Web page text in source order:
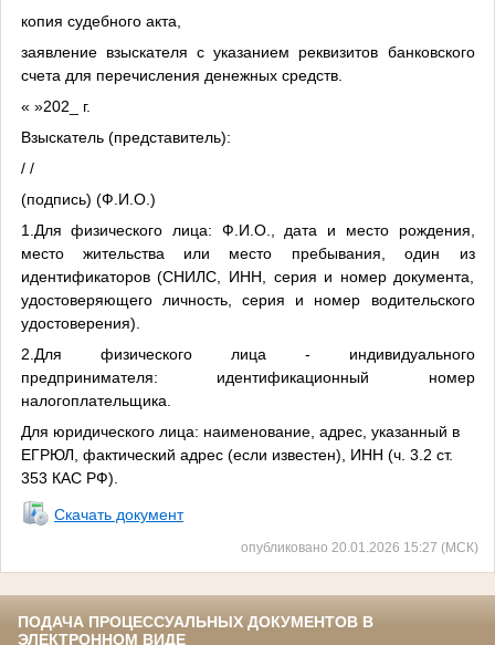
копия судебного акта,
заявление взыскателя с указанием реквизитов банковского
счета для перечисления денежных средств.
« »202_ г.
Взыскатель (представитель):
/ /
(подпись) (Ф.И.О.)
1.Для физического лица: Ф.И.О., дата и место рождения,
место жительства или место пребывания, один из
идентификаторов (СНИЛС, ИНН, серия и номер документа,
удостоверяющего личность, серия и номер водительского
удостоверения).
2.Для физического лица - индивидуального
предпринимателя: идентификационный номер
налогоплательщика.
Для юридического лица: наименование, адрес, указанный в
ЕГРЮЛ, фактический адрес (если известен), ИНН (ч. 3.2 ст.
353 КАС РФ).
Скачать документ
опубликовано 20.01.2026 15:27 (МСК)
ПОДАЧА ПРОЦЕССУАЛЬНЫХ ДОКУМЕНТОВ В
ЭЛЕКТРОННОМ ВИДЕ